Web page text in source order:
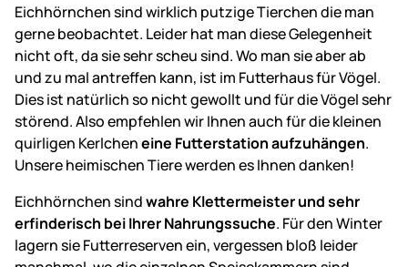
Eichhörnchen sind wirklich putzige Tierchen die man
gerne beobachtet. Leider hat man diese Gelegenheit
nicht oft, da sie sehr scheu sind. Wo man sie aber ab
und zu mal antreffen kann, ist im Futterhaus für Vögel.
Dies ist natürlich so nicht gewollt und für die Vögel sehr
störend. Also empfehlen wir Ihnen auch für die kleinen
quirligen Kerlcheneine Futterstation aufzuhängen.
Unsere heimischen Tiere werden es Ihnen danken!
Eichhörnchen sindwahre Klettermeister und sehr
erfinderisch bei Ihrer Nahrungssuche. Für den Winter
lagern sie Futterreserven ein, vergessen bloß leider